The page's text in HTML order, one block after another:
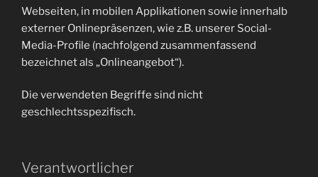
Webseiten, in mobilen Applikationen sowie innerhalb
externer Onlinepräsenzen, wie z.B. unserer Social-
Media-Profile (nachfolgend zusammenfassend
bezeichnet als „Onlineangebot“).
Die verwendeten Begriffe sind nicht
geschlechtsspezifisch.
Verantwortlicher